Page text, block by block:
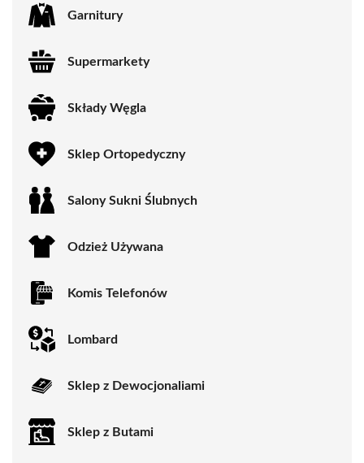
Garnitury
Supermarkety
Składy Węgla
Sklep Ortopedyczny
Salony Sukni Ślubnych
Odzież Używana
Komis Telefonów
Lombard
Sklep z Dewocjonaliami
Sklep z Butami